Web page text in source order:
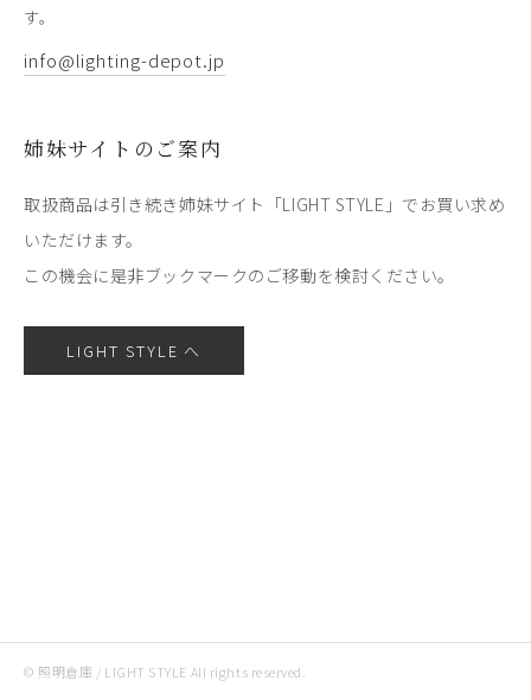
す。
info@lighting-depot.jp
姉妹サイトのご案内
取扱商品は引き続き姉妹サイト「LIGHT STYLE」でお買い求め
いただけます。
この機会に是非ブックマークのご移動を検討ください。
LIGHT STYLE へ
© 照明倉庫 / LIGHT STYLE All rights reserved.